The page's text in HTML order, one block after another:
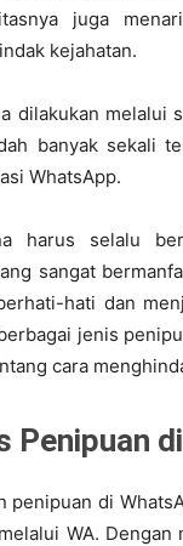
juga
kejahatan.
dilakukan melalui
banyak sekali
WhatsApp.
harus selalu
sangat
hati dan
jenis
cara
Penipuan
di
WA.